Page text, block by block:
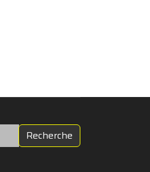
Recherche